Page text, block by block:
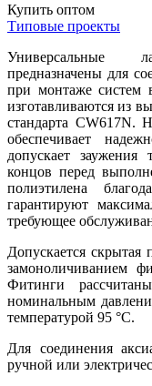
Купить оптом
Типовые проекты
Универсальные
предназначены для
при монтаже систем
изготавливаются из
стандарта CW617N.
обеспечивает
допускает
концов перед
полиэтилена
гарантируют
требующее
Допускается скрытая
замоноличиванием
Фитинги
номинальным
температурой 95 °С.
Для соединения
ручной или